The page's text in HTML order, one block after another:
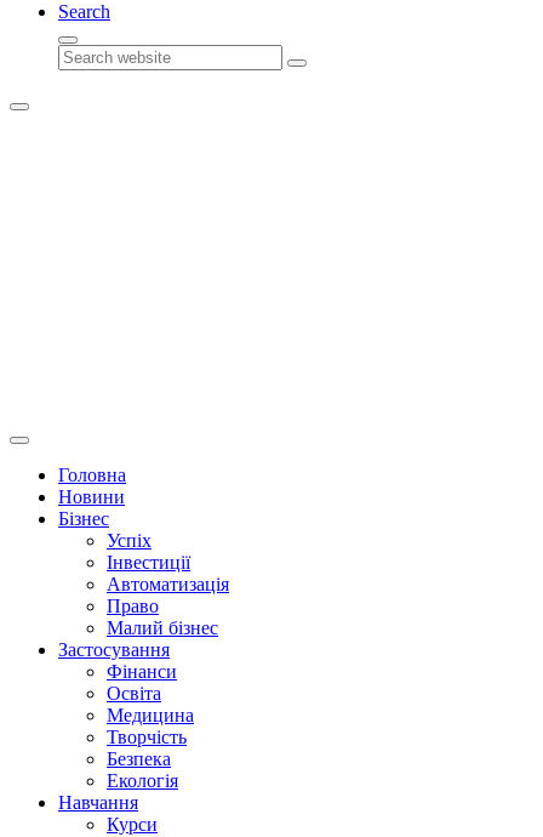
Search
Search
Головна
Новини
Бізнес
Успіх
Інвестиції
Автоматизація
Право
Малий бізнес
Застосування
Фінанси
Освіта
Медицина
Творчість
Безпека
Екологія
Навчання
Курси